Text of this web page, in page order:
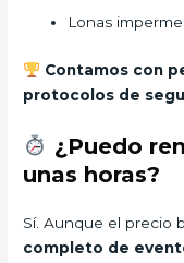
Lonas
Contamos con
protocolos de
¿Puedo
unas horas?
Sí. Aunque el precio
completo de